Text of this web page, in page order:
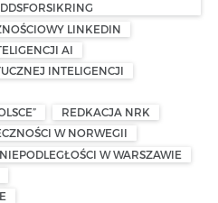
LINKEDIN
AI
INTELIGENCJI
REDKACJA NRK
W NORWEGII
W WARSZAWIE